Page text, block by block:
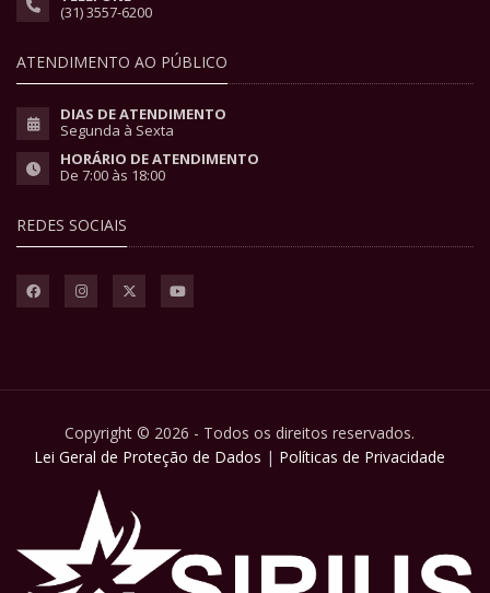
(31) 3557-6200
ATENDIMENTO AO PÚBLICO
DIAS DE ATENDIMENTO
Segunda à Sexta
HORÁRIO DE ATENDIMENTO
De 7:00 às 18:00
REDES SOCIAIS
Copyright © 2026 - Todos os direitos reservados.
Lei Geral de Proteção de Dados | Políticas de Privacidade